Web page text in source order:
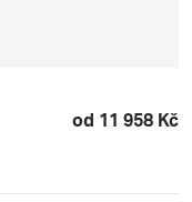
od 11 958 Kč